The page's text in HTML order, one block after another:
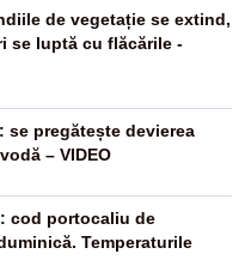
de vegetație se extind,
se luptă cu flăcările -
se pregătește devierea
– VIDEO
cod portocaliu de
Temperaturile